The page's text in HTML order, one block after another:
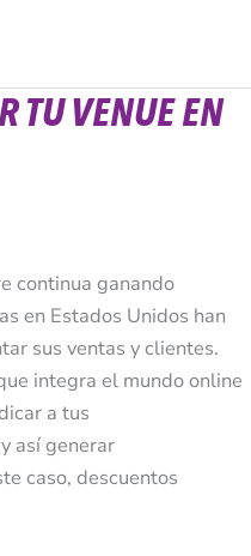
TU VENUE EN
continua ganando
en Estados Unidos han
sus ventas y clientes.
integra el mundo online
a tus
así generar
caso, descuentos